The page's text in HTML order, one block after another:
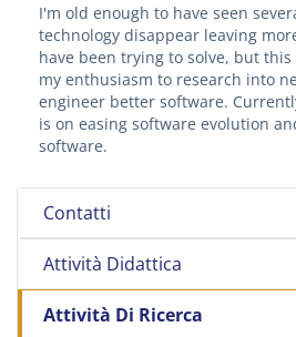
Contatti
Attività Didattica
Attività Di Ricerca
I'm old enough to have seen
technology disappear leaving
have been trying to solve, but
my enthusiasm to research into
engineer better software.
is on easing software evolution
software.